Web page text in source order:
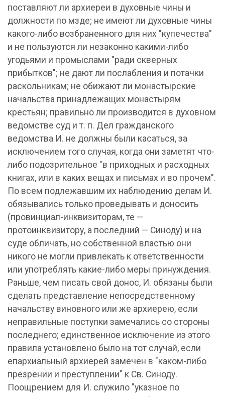
поставляют ли архиереи в духовные чины и
должности по мзде; не имеют ли духовные чины
какого-либо возбраненного для них "купечества"
и не пользуются ли незаконно какими-либо
угодьями и промыслами "ради скверных
прибытков"; не дают ли послабления и потачки
раскольникам; не обижают ли монастырские
начальства принадлежащих монастырям
крестьян; правильно ли производится в духовном
ведомстве суд и т. п. Дел гражданского
ведомства И. не должны были касаться, за
исключением того случая, когда они заметят что-
либо подозрительное "в приходных и расходных
книгах, или в каких вещах и письмах и во прочем".
По всем подлежавшим их наблюдению делам И.
обязывались только проведывать и доносить
(провинциал-инквизиторам, те —
протоинквизитору, а последний — Синоду) и на
суде обличать, но собственной властью они
никого не могли привлекать к ответственности
или употреблять какие-либо меры принуждения.
Раньше, чем писать свой донос, И. обязаны были
сделать представление непосредственному
начальству виновного или же архиерею, если
неправильные поступки замечались со стороны
последнего; единственное исключение из этого
правила установлено было на тот случай, если
епархиальный архиерей замечен в "каком-либо
презрении и преступлении" к Св. Синоду.
Поощрением для И. служило "указное по